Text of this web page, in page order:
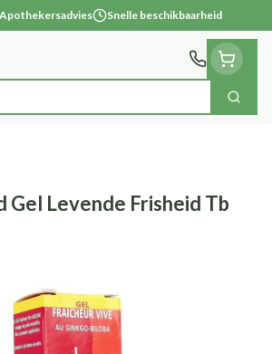
Apothekersadvies Snelle beschikbaarheid
Zoek
Gel Levende Frisheid Tb